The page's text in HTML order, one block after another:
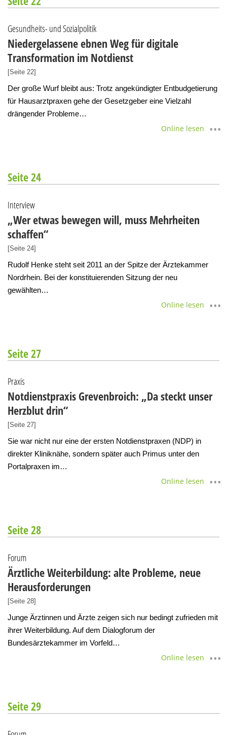
Gesundheits- und Sozialpolitik
Niedergelassene ebnen Weg für digitale
Transformation im Notdienst
[Seite 22]
Der große Wurf bleibt aus: Trotz angekündigter Entbudgetierung
für Hausarztpraxen gehe der Gesetzgeber eine Vielzahl
drängender Probleme…
Online lesen
Seite 24
Interview
„Wer etwas bewegen will, muss Mehrheiten
schaffen“
[Seite 24]
Rudolf Henke steht seit 2011 an der Spitze der Ärztekammer
Nordrhein. Bei der konstituierenden Sitzung der neu
gewählten…
Online lesen
Seite 27
Praxis
Notdienstpraxis Grevenbroich: „Da steckt unser
Herzblut drin“
[Seite 27]
Sie war nicht nur eine der ersten Notdienstpraxen (NDP) in
direkter Kliniknähe, sondern später auch Primus unter den
Portalpraxen im…
Online lesen
Seite 28
Forum
Ärztliche Weiterbildung: alte Probleme, neue
Herausforderungen
[Seite 28]
Junge Ärztinnen und Ärzte zeigen sich nur bedingt zufrieden mit
ihrer Weiterbildung. Auf dem Dialogforum der
Bundesärztekammer im Vorfeld…
Online lesen
Seite 29